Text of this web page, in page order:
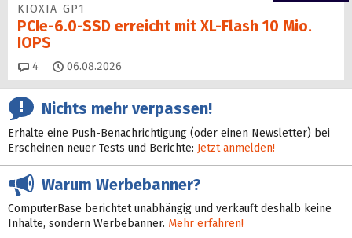
KIOXIA GP1
PCIe-6.0-SSD erreicht mit XL-Flash 10 Mio.
IOPS
4 Kommentare
06.08.2026
Nichts mehr verpassen!
Erhalte eine Push-Benachrichtigung (oder einen Newsletter) bei
Erscheinen neuer Tests und Berichte: Jetzt anmelden!
Warum Werbebanner?
ComputerBase berichtet unabhängig und verkauft deshalb keine
Inhalte, sondern Werbebanner. Mehr erfahren!